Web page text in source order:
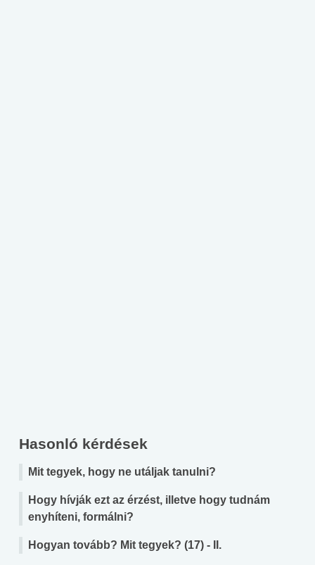
Hasonló kérdések
Mit tegyek, hogy ne utáljak tanulni?
Hogy hívják ezt az érzést, illetve hogy tudnám
enyhíteni, formálni?
Hogyan tovább? Mit tegyek? (17) - II.